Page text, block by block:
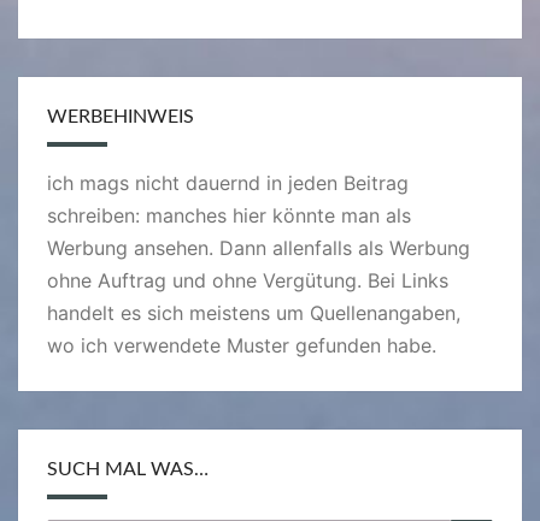
WERBEHINWEIS
ich mags nicht dauernd in jeden Beitrag
schreiben: manches hier könnte man als
Werbung ansehen. Dann allenfalls als Werbung
ohne Auftrag und ohne Vergütung. Bei Links
handelt es sich meistens um Quellenangaben,
wo ich verwendete Muster gefunden habe.
SUCH MAL WAS…